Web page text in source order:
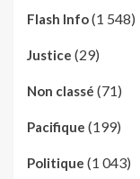
Flash Info(1 548)
Justice (29)
Non classé (71)
Pacifique (199)
Politique (1 043)